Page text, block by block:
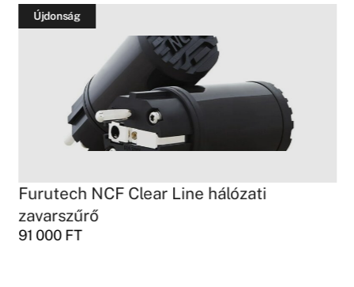
Újdonság
Furutech NCF Clear Line hálózati
zavarszűrő
91 000FT